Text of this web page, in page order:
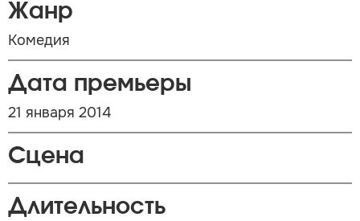
Жанр
Комедия
Дата премьеры
21 января 2014
Сцена
Длительность